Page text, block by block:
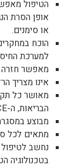
הטיפול
אופן הסרת
או סימנים.
הוכח
למערכת
מאפשר חזרה
אינו מצריך
מאושר כל
הבריאות, ה-CE וה-FDA כטיפול המוכח ביותר לקונדילומה.
מבוצע
מתאים לכל
נחשב לטיפול
בטכנולוגיה